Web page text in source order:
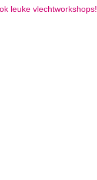
leuke vlechtworkshops!